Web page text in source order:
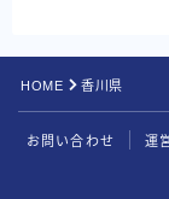
HOME 香川県
お問い合わせ 運